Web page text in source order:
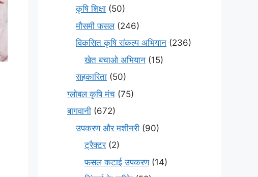
कृषि शिक्षा (50)
मौसमी फसल(246)
विकसित कृषि संकल्प अभियान (236)
खेत बचाओ अभियान (15)
सहकारिता (50)
ग्लोबल कृषि मंच (75)
बागवानी (672)
उपकरण और मशीनरी (90)
ट्रैक्टर(2)
फसल कटाई उपकरण(14)